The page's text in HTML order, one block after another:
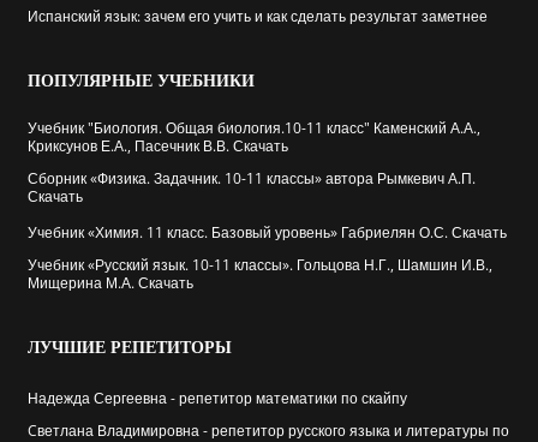
Испанский язык: зачем его учить и как сделать результат заметнее
ПОПУЛЯРНЫЕ УЧЕБНИКИ
Учебник "Биология. Общая биология.10-11 класс" Каменский А.А.,
Криксунов Е.А., Пасечник В.В. Скачать
Сборник «Физика. Задачник. 10-11 классы» автора Рымкевич А.П.
Скачать
Учебник «Химия. 11 класс. Базовый уровень» Габриелян О.С. Скачать
Учебник «Русский язык. 10-11 классы». Гольцова Н.Г., Шамшин И.В.,
Мищерина М.А. Скачать
ЛУЧШИЕ РЕПЕТИТОРЫ
Надежда Сергеевна - репетитор математики по скайпу
Cветлана Владимировна - репетитор русского языка и литературы по